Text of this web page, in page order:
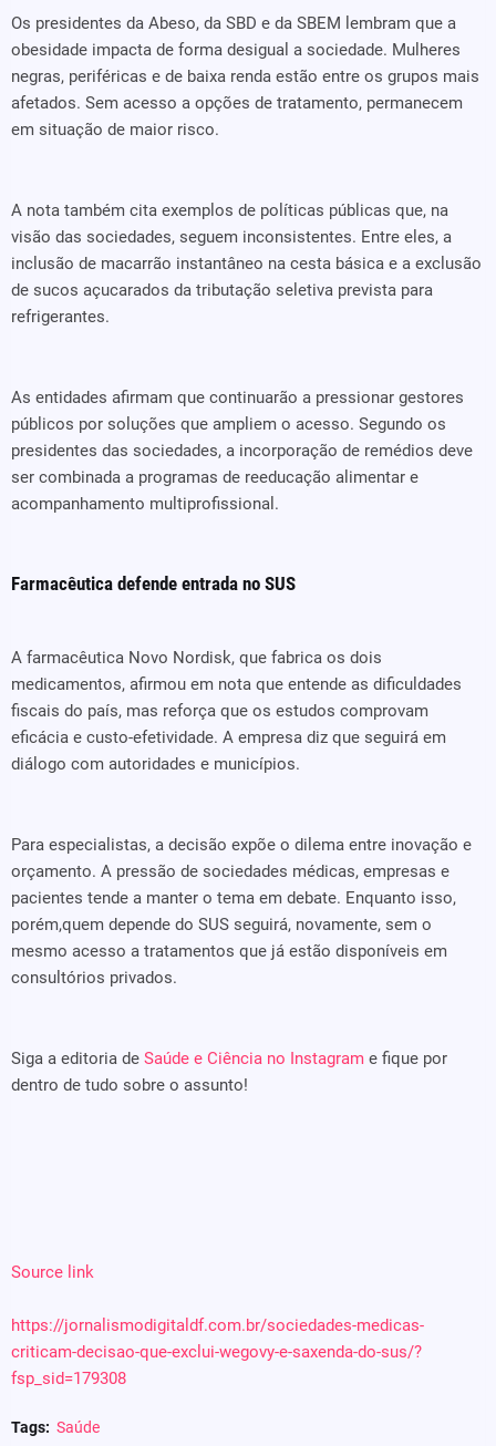
Os presidentes da Abeso, da SBD e da SBEM lembram que a
obesidade impacta de forma desigual a sociedade. Mulheres
negras, periféricas e de baixa renda estão entre os grupos mais
afetados. Sem acesso a opções de tratamento, permanecem
em situação de maior risco.
A nota também cita exemplos de políticas públicas que, na
visão das sociedades, seguem inconsistentes. Entre eles, a
inclusão de macarrão instantâneo na cesta básica e a exclusão
de sucos açucarados da tributação seletiva prevista para
refrigerantes.
As entidades afirmam que continuarão a pressionar gestores
públicos por soluções que ampliem o acesso. Segundo os
presidentes das sociedades, a incorporação de remédios deve
ser combinada a programas de reeducação alimentar e
acompanhamento multiprofissional.
Farmacêutica defende entrada no SUS
A farmacêutica Novo Nordisk, que fabrica os dois
medicamentos, afirmou em nota que entende as dificuldades
fiscais do país, mas reforça que os estudos comprovam
eficácia e custo-efetividade. A empresa diz que seguirá em
diálogo com autoridades e municípios.
Para especialistas, a decisão expõe o dilema entre inovação e
orçamento. A pressão de sociedades médicas, empresas e
pacientes tende a manter o tema em debate. Enquanto isso,
porém,quem depende do SUS seguirá, novamente, sem o
mesmo acesso a tratamentos que já estão disponíveis em
consultórios privados.
Siga a editoria de Saúde e Ciência no Instagram e fique por
dentro de tudo sobre o assunto!
Source link
https://jornalismodigitaldf.com.br/sociedades-medicas-
criticam-decisao-que-exclui-wegovy-e-saxenda-do-sus/?
fsp_sid=179308
Tags: Saúde